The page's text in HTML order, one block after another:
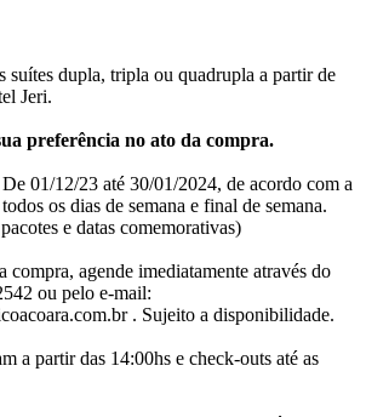
suítes dupla, tripla ou quadrupla a partir de
Jeri.
preferência no ato da compra.
De 01/12/23 até 30/01/2024, de acordo com a
os dias de semana e final de semana.
e datas comemorativas)
compra, agende imediatamente através do
ou pelo e-mail:
. Sujeito a disponibilidade.
a partir das 14:00hs e check-outs até as